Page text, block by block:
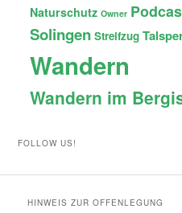
Naturschutz Owner
Solingen Streifzug
Wandern
Wandern im
FOLLOW US!
HINWEIS ZUR OFFENLEGUNG